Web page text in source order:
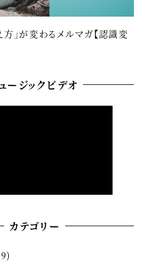
方」が変わるメルマガ【認識変
ージックビデオ
カテゴリー